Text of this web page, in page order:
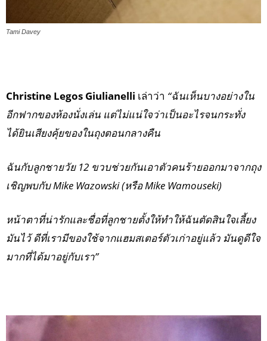
Tami Davey
Christine Legos Giulianelli เล่าว่า “ฉันเห็นบางอย่างใน
อีกฟากของห้องนั่งเล่น แต่ไม่แน่ใจว่าเป็นอะไรจนกระทั่ง
ได้ยินเสียงคุ้ยของในถุงตอนกลางคืน
ฉันกับลูกชายวัย 12 ขวบช่วยกันเอาตัวคนร้ายออกมาจากถุง
เชิญพบกับ Mike Wazowski (หรือ Mike Wamouseki)
หน้าตาที่น่ารักและชื่อที่ลูกชายตั้งให้ทำให้ฉันตัดสินใจเลี้ยง
มันไว้ ดีที่เรามีของใช้จากแฮมสเตอร์ตัวเก่าอยู่แล้ว มันดูดีใจ
มากที่ได้มาอยู่กับเรา”